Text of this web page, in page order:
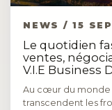
NEWS / 15
Le quotidien
ventes,
V.I.E Business
Au cœur du monde
transcendent les